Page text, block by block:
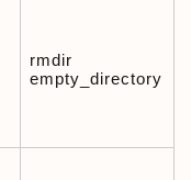
rmdir
empty_directory